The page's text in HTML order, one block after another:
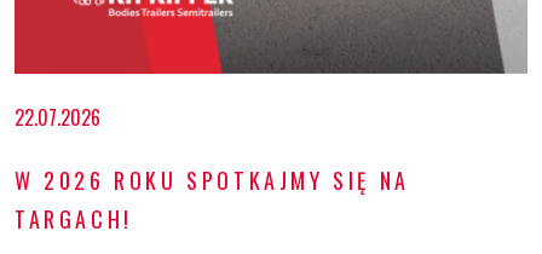
Oferta
O nas
22.07.2026
W 2026 ROKU SPOTKAJMY SIĘ NA
TARGACH!